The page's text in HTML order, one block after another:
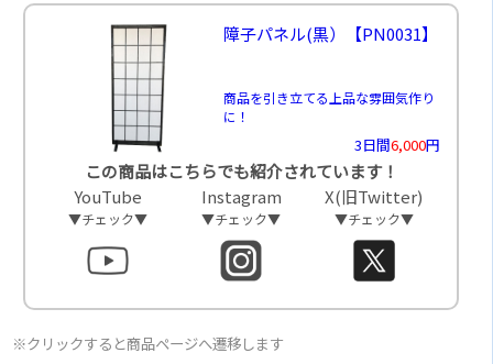
障子パネル(黒） 【PN0031】
商品を引き立てる上品な雰囲気作り
に！
3日間6,000円
この商品はこちらでも紹介されています！
YouTube
▼チェック▼
Instagram
▼チェック▼
X(旧Twitter)
▼チェック▼
※クリックすると商品ページへ遷移します